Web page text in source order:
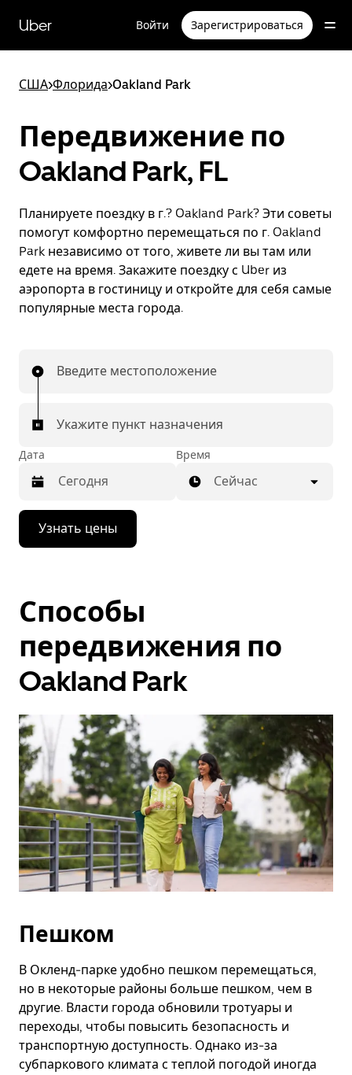
перейти
к
Uber Войти Зарегистрироваться
США>Флорида>Oakland Park
Передвижение по
Oakland Park, FL
Планируете поездку в г.? Oakland Park? Эти советы
помогут комфортно перемещаться по г. Oakland
Park независимо от того, живете ли вы там или
едете на время. Закажите поездку с Uber из
аэропорта в гостиницу и откройте для себя самые
популярные места города.
Введите местоположение
Укажите пункт назначения
Дата
Нажмите
стрелку
вниз,
календарю
и
дату.
Чтобы
закрыть
календарь,
Esc.
Время
Сейчас
Узнать цены
Способы
передвижения по
Oakland Park
Пешком
В Окленд-парке удобно пешком перемещаться,
но в некоторые районы больше пешком, чем в
другие. Власти города обновили тротуары и
переходы, чтобы повысить безопасность и
транспортную доступность. Однако из-за
субпаркового климата с теплой погодой иногда